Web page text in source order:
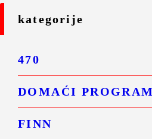
kategorije
470
DOMAĆI PROGRAM
FINN